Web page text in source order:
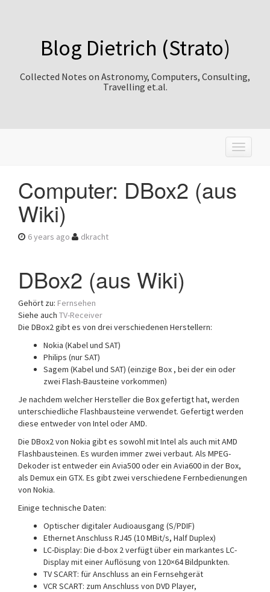
Blog Dietrich (Strato)
Collected Notes on Astronomy, Computers, Consulting,
Travelling et.al.
T
o
Computer: DBox2 (aus
Wiki)
6 years ago dkracht
DBox2 (aus Wiki)
Gehört zu: Fernsehen
Siehe auch TV-Receiver
Die DBox2 gibt es von drei verschiedenen Herstellern:
Nokia (Kabel und SAT)
Philips (nur SAT)
Sagem (Kabel und SAT) (einzige Box , bei der ein oder
zwei Flash-Bausteine vorkommen)
Je nachdem welcher Hersteller die Box gefertigt hat, werden
unterschiedliche Flashbausteine verwendet. Gefertigt werden
diese entweder von Intel oder AMD.
Die DBox2 von Nokia gibt es sowohl mit Intel als auch mit AMD
Flashbausteinen. Es wurden immer zwei verbaut. Als MPEG-
Dekoder ist entweder ein Avia500 oder ein Avia600 in der Box,
als Demux ein GTX. Es gibt zwei verschiedene Fernbedienungen
von Nokia.
Einige technische Daten:
Optischer digitaler Audioausgang (S/PDIF)
Ethernet Anschluss RJ45 (10 MBit/s, Half Duplex)
LC-Display: Die d-box 2 verfügt über ein markantes LC-
Display mit einer Auflösung von 120×64 Bildpunkten.
TV SCART: für Anschluss an ein Fernsehgerät
VCR SCART: zum Anschluss von DVD Player,